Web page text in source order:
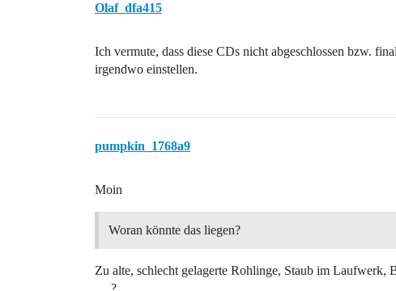
Olaf_dfa415
Ich vermute, dass diese CDs nicht abgeschlossen bzw.
irgendwo einstellen.
pumpkin_1768a9
Moin
Woran könnte das liegen?
Zu alte, schlecht gelagerte Rohlinge, Staub im Laufwerk,
… ?